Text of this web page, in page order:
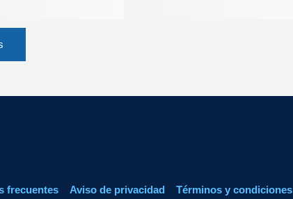
frecuentes Aviso de privacidad Términos y condiciones